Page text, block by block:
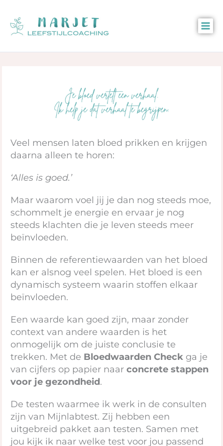
Veel mensen laten bloed prikken en krijgen
daarna alleen te horen:
‘Alles is goed.’
Maar waarom voel jij je dan nog steeds moe,
schommelt je energie en ervaar je nog
steeds klachten die je leven steeds meer
beïnvloeden.
Binnen de referentiewaarden van het bloed
kan er alsnog veel spelen. Het bloed is een
dynamisch systeem waarin stoffen elkaar
beïnvloeden.
Een waarde kan goed zijn, maar zonder
context van andere waarden is het
onmogelijk om de juiste conclusie te
trekken. Met de Bloedwaarden Checkga je
van cijfers op papier naar concrete stappen
voor je gezondheid.
De testen waarmee ik werk in de consulten
zijn van Mijnlabtest. Zij hebben een
uitgebreid pakket aan testen. Samen met
jou kijk ik naar welke test voor jou passend